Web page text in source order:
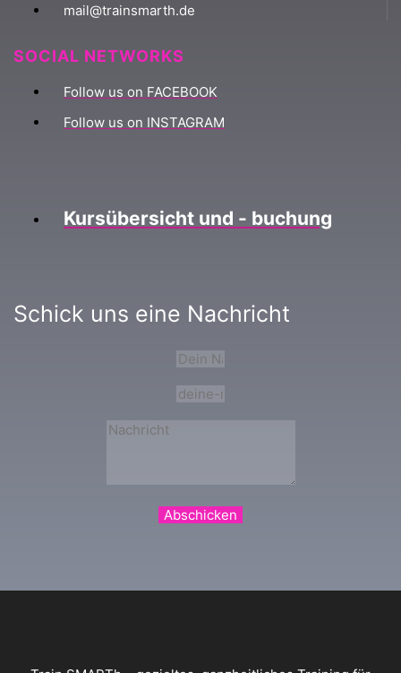
mail@trainsmarth.de
SOCIAL NETWORKS
Follow us on FACEBOOK
Follow us on INSTAGRAM
Kursübersicht und - buchung
Schick uns eine Nachricht
Abschicken